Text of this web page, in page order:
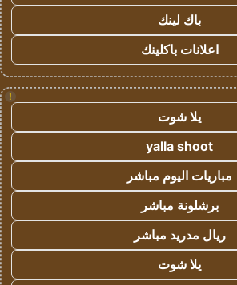
باك لينك
اعلانات باكلينك
!
يلا شوت
yalla shoot
مباريات اليوم مباشر
برشلونة مباشر
ريال مدريد مباشر
يلا شوت